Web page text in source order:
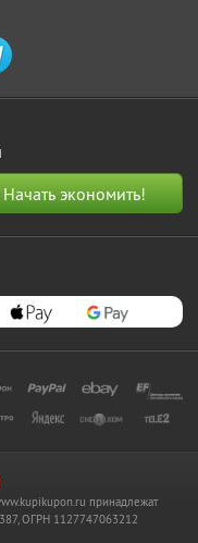
принадлежат
ОГРН 1127747063212